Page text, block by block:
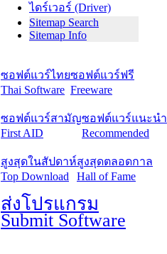
ไดร์เวอร์ (Driver)
Sitemap Search
Sitemap Info
ซอฟต์แวร์ไทย
Thai Software
ซอฟต์แวร์ฟรี
Freeware
ซอฟต์แวร์สามัญ
First AID
ซอฟต์แวร์แนะนำ
Recommended
สูงสุดในสัปดาห์
Top Download
สูงสุดตลอดกาล
Hall of Fame
ส่งโปรแกรม
Submit Software